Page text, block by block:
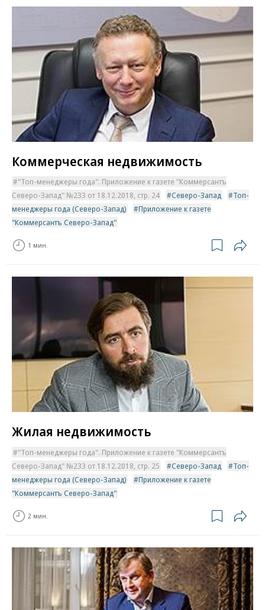
Коммерческая недвижимость
"Топ-менеджеры года". Приложение к газете "Коммерсантъ
Северо-Запад" №233 от 18.12.2018, стр. 24
Северо-Запад
Топ-
менеджеры года (Северо-Запад)
Приложение к газете
"Коммерсантъ Северо-Запад"
1 мин.
Жилая недвижимость
"Топ-менеджеры года". Приложение к газете "Коммерсантъ
Северо-Запад" №233 от 18.12.2018, стр. 25
Северо-Запад
Топ-
менеджеры года (Северо-Запад)
Приложение к газете
"Коммерсантъ Северо-Запад"
2 мин.